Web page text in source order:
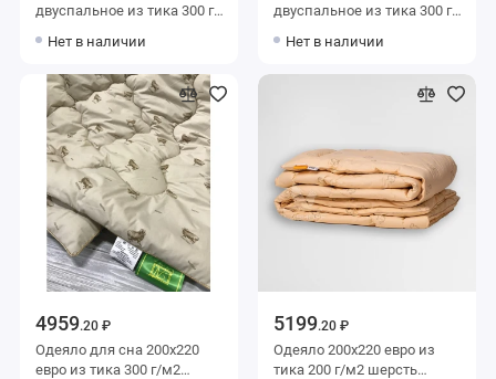
двуспальное из тика 300 г/
BELASHOFF
Нет в наличии
двуспальное из тика 300 г/
KARIGUZ
Нет в наличии
4959.20 ₽
Одеяло для сна 200х220
евро из тика 300 г/м2
5199.20 ₽
Одеяло 200х220 евро из
тика 200 г/м2 шерсть